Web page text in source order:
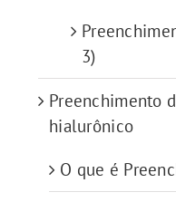
3)
Preenchimento
hialurônico
O que é